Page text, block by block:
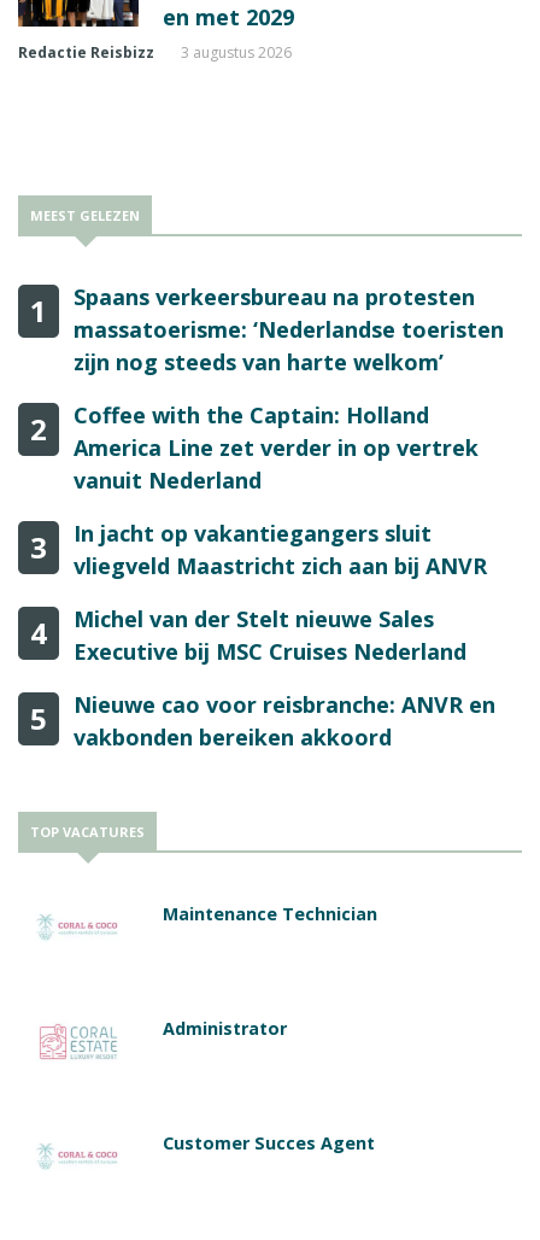
en met 2029
Redactie Reisbizz 3 augustus 2026
MEEST GELEZEN
1
Spaans verkeersbureau na protesten
massatoerisme: ‘Nederlandse toeristen
zijn nog steeds van harte welkom’
2
Coffee with the Captain: Holland
America Line zet verder in op vertrek
vanuit Nederland
3
In jacht op vakantiegangers sluit
vliegveld Maastricht zich aan bij ANVR
4
Michel van der Stelt nieuwe Sales
Executive bij MSC Cruises Nederland
5
Nieuwe cao voor reisbranche: ANVR en
vakbonden bereiken akkoord
TOP VACATURES
Maintenance Technician
Administrator
Customer Succes Agent